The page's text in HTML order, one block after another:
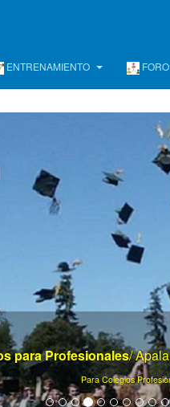
ENTRENAMIENTO FORO
www . el mayor portal
Ya son más de 75000